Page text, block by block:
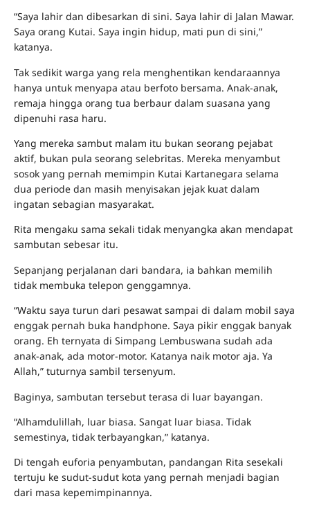
“Saya lahir dan dibesarkan di sini. Saya lahir di Jalan Mawar.
Saya orang Kutai. Saya ingin hidup, mati pun di sini,”
katanya.
Tak sedikit warga yang rela menghentikan kendaraannya
hanya untuk menyapa atau berfoto bersama. Anak-anak,
remaja hingga orang tua berbaur dalam suasana yang
dipenuhi rasa haru.
Yang mereka sambut malam itu bukan seorang pejabat
aktif, bukan pula seorang selebritas. Mereka menyambut
sosok yang pernah memimpin Kutai Kartanegara selama
dua periode dan masih menyisakan jejak kuat dalam
ingatan sebagian masyarakat.
Rita mengaku sama sekali tidak menyangka akan mendapat
sambutan sebesar itu.
Sepanjang perjalanan dari bandara, ia bahkan memilih
tidak membuka telepon genggamnya.
“Waktu saya turun dari pesawat sampai di dalam mobil saya
enggak pernah buka handphone. Saya pikir enggak banyak
orang. Eh ternyata di Simpang Lembuswana sudah ada
anak-anak, ada motor-motor. Katanya naik motor aja. Ya
Allah,” tuturnya sambil tersenyum.
Baginya, sambutan tersebut terasa di luar bayangan.
“Alhamdulillah, luar biasa. Sangat luar biasa. Tidak
semestinya, tidak terbayangkan,” katanya.
Di tengah euforia penyambutan, pandangan Rita sesekali
tertuju ke sudut-sudut kota yang pernah menjadi bagian
dari masa kepemimpinannya.